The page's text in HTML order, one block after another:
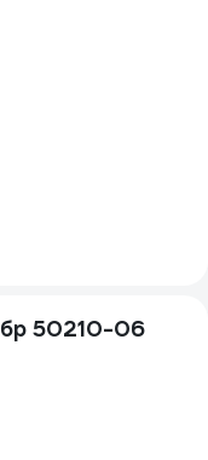
50210-06